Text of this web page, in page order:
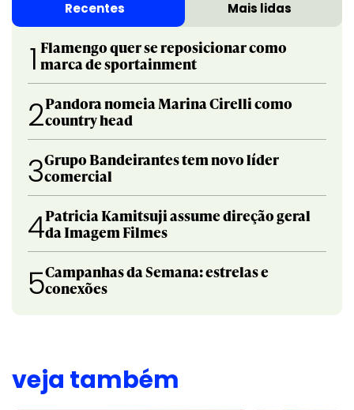
Recentes Mais lidas
1 Flamengo quer se reposicionar como
marca de sportainment
2Pandora nomeia Marina Cirelli como
country head
3Grupo Bandeirantes tem novo líder
comercial
4Patricia Kamitsuji assume direção geral
da Imagem Filmes
5Campanhas da Semana: estrelas e
conexões
veja também